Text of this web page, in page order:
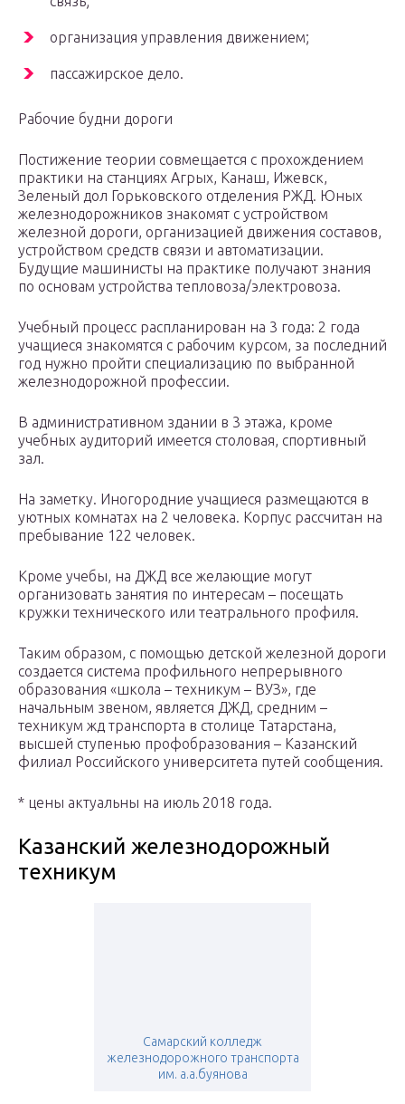
организация управления движением;
пассажирское дело.
Рабочие будни дороги
Постижение теории совмещается с прохождением
практики на станциях Агрых, Канаш, Ижевск,
Зеленый дол Горьковского отделения РЖД. Юных
железнодорожников знакомят с устройством
железной дороги, организацией движения составов,
устройством средств связи и автоматизации.
Будущие машинисты на практике получают знания
по основам устройства тепловоза/электровоза.
Учебный процесс распланирован на 3 года: 2 года
учащиеся знакомятся с рабочим курсом, за последний
год нужно пройти специализацию по выбранной
железнодорожной профессии.
В административном здании в 3 этажа, кроме
учебных аудиторий имеется столовая, спортивный
зал.
На заметку. Иногородние учащиеся размещаются в
уютных комнатах на 2 человека. Корпус рассчитан на
пребывание 122 человек.
Кроме учебы, на ДЖД все желающие могут
организовать занятия по интересам – посещать
кружки технического или театрального профиля.
Таким образом, с помощью детской железной дороги
создается система профильного непрерывного
образования «школа – техникум – ВУЗ», где
начальным звеном, является ДЖД, средним –
техникум жд транспорта в столице Татарстана,
высшей ступенью профобразования – Казанский
филиал Российского университета путей сообщения.
* цены актуальны на июль 2018 года.
Казанский железнодорожный
техникум
Самарский колледж
железнодорожного транспорта
им. а.а.буянова